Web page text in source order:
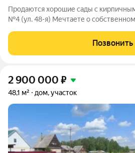
Продаются хорошие сады с
№4 (ул. 48-я) Мечтаете о
овощи и ягоды? Предлагаем к
участок. Это идеальное место для
Позвонить
2 900 000 ₽
48,1 м² дом, участок